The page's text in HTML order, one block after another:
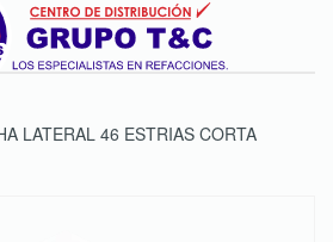
LATERAL 46 ESTRIAS CORTA